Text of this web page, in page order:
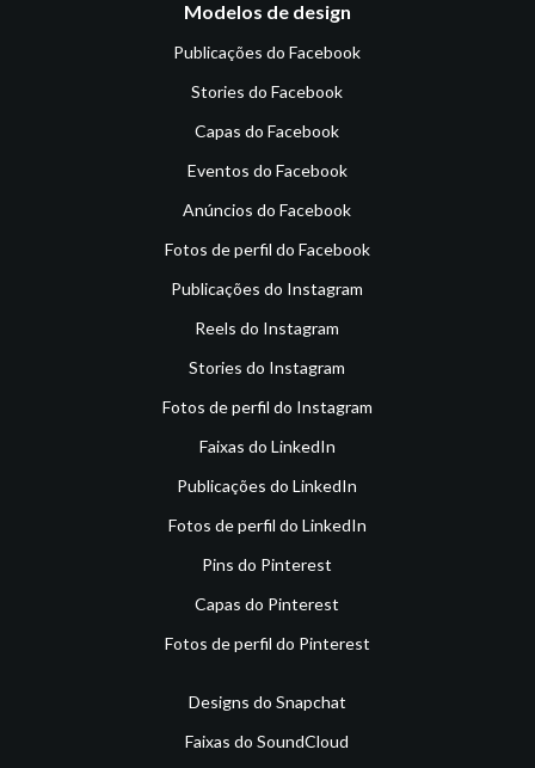
Modelos de design
Publicações do Facebook
Stories do Facebook
Capas do Facebook
Eventos do Facebook
Anúncios do Facebook
Fotos de perfil do Facebook
Publicações do Instagram
Reels do Instagram
Stories do Instagram
Fotos de perfil do Instagram
Faixas do LinkedIn
Publicações do LinkedIn
Fotos de perfil do LinkedIn
Pins do Pinterest
Capas do Pinterest
Fotos de perfil do Pinterest
Designs do Snapchat
Faixas do SoundCloud